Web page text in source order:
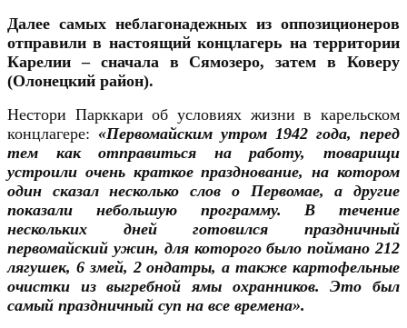
Далее самых неблагонадежных из оппозиционеров
отправили в настоящий концлагерь на территории
Карелии – сначала в Сямозеро, затем в Коверу
(Олонецкий район).
Нестори Парккари об условиях жизни в карельском
концлагере: «Первомайским утром 1942 года, перед
тем как отправиться на работу, товарищи
устроили очень краткое празднование, на котором
один сказал несколько слов о Первомае, а другие
показали небольшую программу. В течение
нескольких дней готовился праздничный
первомайский ужин, для которого было поймано 212
лягушек, 6 змей, 2 ондатры, а также картофельные
очистки из выгребной ямы охранников. Это был
самый праздничный суп на все времена».